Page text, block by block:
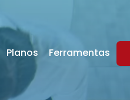
Planos Ferramentas